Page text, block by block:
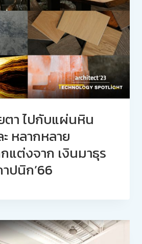
ตา ไปกับแผ่นหิน
หลากหลาย
ต่งจาก เงินมาธุร
ปนิก’66